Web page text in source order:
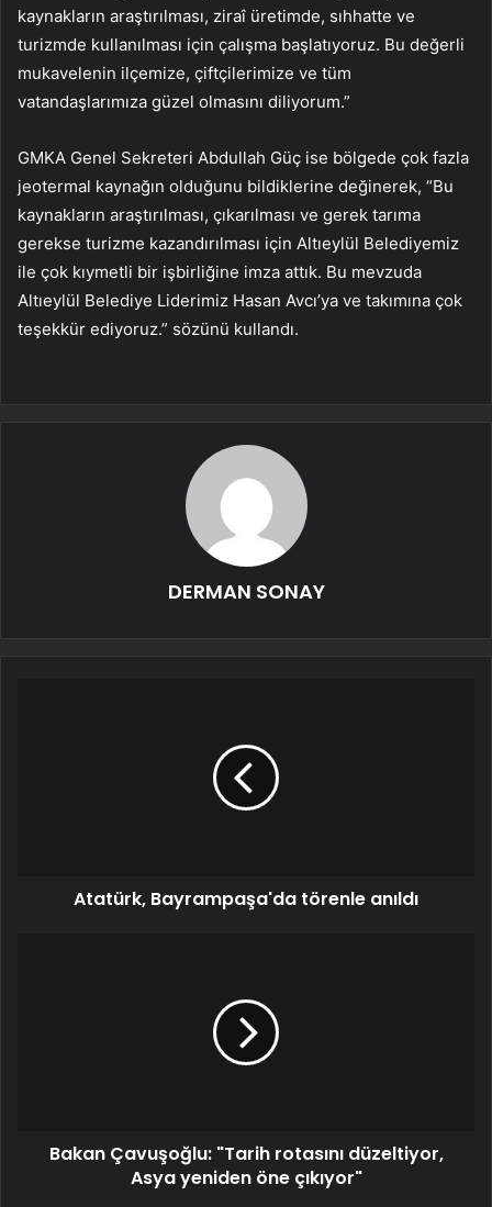
kaynakların araştırılması, ziraî üretimde, sıhhatte ve
turizmde kullanılması için çalışma başlatıyoruz. Bu değerli
mukavelenin ilçemize, çiftçilerimize ve tüm
vatandaşlarımıza güzel olmasını diliyorum.”
GMKA Genel Sekreteri Abdullah Güç ise bölgede çok fazla
jeotermal kaynağın olduğunu bildiklerine değinerek, “Bu
kaynakların araştırılması, çıkarılması ve gerek tarıma
gerekse turizme kazandırılması için Altıeylül Belediyemiz
ile çok kıymetli bir işbirliğine imza attık. Bu mevzuda
Altıeylül Belediye Liderimiz Hasan Avcı’ya ve takımına çok
teşekkür ediyoruz.” sözünü kullandı.
DERMAN SONAY
Atatürk, Bayrampaşa'da törenle anıldı
Bakan Çavuşoğlu: "Tarih rotasını düzeltiyor,
Asya yeniden öne çıkıyor"